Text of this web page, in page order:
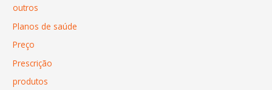
outros
Planos de saúde
Preço
Prescrição
produtos